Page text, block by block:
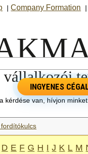
|Company Formation
INGYENES
kérdése van, hívjon
fordítókulcs
D E F G H I J K L M